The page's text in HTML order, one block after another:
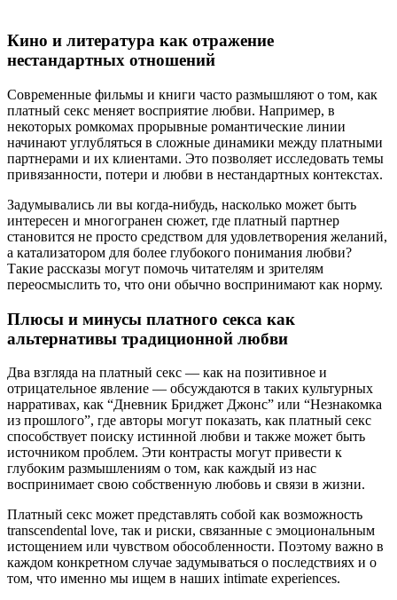
Кино и литература как отражение
нестандартных отношений
Современные фильмы и книги часто размышляют о том, как
платный секс меняет восприятие любви. Например, в
некоторых ромкомах прорывные романтические линии
начинают углубляться в сложные динамики между платными
партнерами и их клиентами. Это позволяет исследовать темы
привязанности, потери и любви в нестандартных контекстах.
Задумывались ли вы когда-нибудь, насколько может быть
интересен и многогранен сюжет, где платный партнер
становится не просто средством для удовлетворения желаний,
а катализатором для более глубокого понимания любви?
Такие рассказы могут помочь читателям и зрителям
переосмыслить то, что они обычно воспринимают как норму.
Плюсы и минусы платного секса как
альтернативы традиционной любви
Два взгляда на платный секс — как на позитивное и
отрицательное явление — обсуждаются в таких культурных
нарративах, как “Дневник Бриджет Джонс” или “Незнакомка
из прошлого”, где авторы могут показать, как платный секс
способствует поиску истинной любви и также может быть
источником проблем. Эти контрасты могут привести к
глубоким размышлениям о том, как каждый из нас
воспринимает свою собственную любовь и связи в жизни.
Платный секс может представлять собой как возможность
transcendental love, так и риски, связанные с эмоциональным
истощением или чувством обособленности. Поэтому важно в
каждом конкретном случае задумываться о последствиях и о
том, что именно мы ищем в наших intimate experiences.